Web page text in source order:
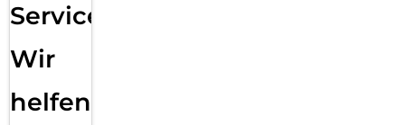
Service:
Wir
helfen